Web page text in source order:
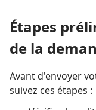
Étapes
de la
Avant d'envoyer
suivez ces étapes :